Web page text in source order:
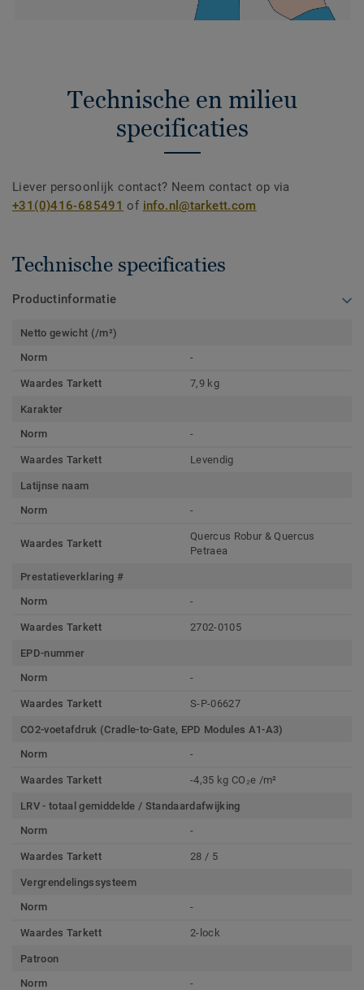
Technische en milieu
specificaties
Liever persoonlijk contact? Neem contact op via
+31(0)416-685491 of info.nl@tarkett.com
Technische specificaties
Productinformatie
Netto gewicht (/m²)
Norm
-
Waardes Tarkett 7,9 kg
Karakter
Norm
-
Waardes Tarkett Levendig
Latijnse naam
Norm
-
Waardes Tarkett
Quercus Robur & Quercus
Petraea
Prestatieverklaring #
Norm
-
Waardes Tarkett 2702-0105
EPD-nummer
Norm
-
Waardes Tarkett S-P-06627
CO2-voetafdruk (Cradle-to-Gate, EPD Modules A1-A3)
Norm
-
Waardes Tarkett -4,35 kg CO₂e /m²
LRV - totaal gemiddelde / Standaardafwijking
Norm
-
Waardes Tarkett 28 / 5
Vergrendelingssysteem
Norm
-
Waardes Tarkett 2-lock
Patroon
Norm
-